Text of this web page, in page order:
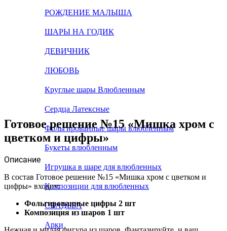
РОЖДЕНИЕ МАЛЫША
ШАРЫ НА ГОДИК
ДЕВИЧНИК
ЛЮБОВЬ
Круглые шары Влюбленным
Сердца Латексные
Фольгированные шары влюбленным
Букеты влюбленным
Игрушка в шаре для влюбленных
Композиции для влюбленных
СВАДЬБА
Арки
Готовое решение №15 «Мишка хром с
цветком и цифры»
Описание
В состав Готовое решение №15 «Мишка хром с цветком и
цифры» входит:
Фольгированные цифры 2 шт
Композиция из шаров 1 шт